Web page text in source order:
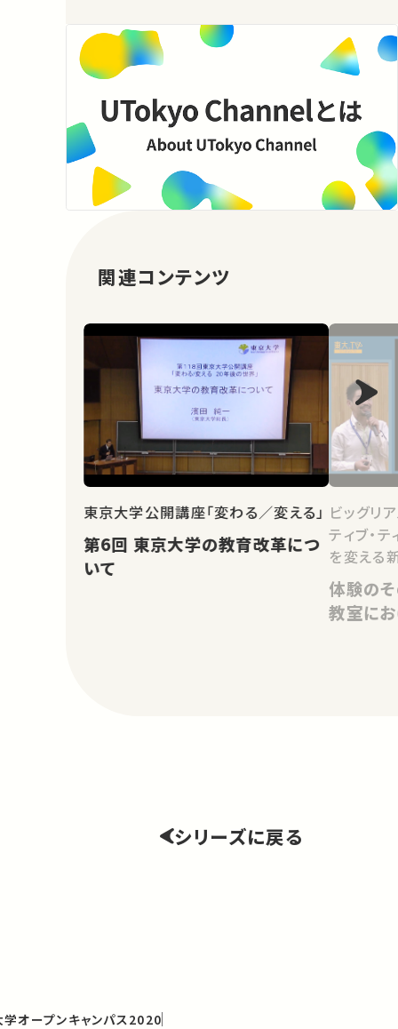
関連コンテンツ
東京大学公開講座「変わる／変える」
第6回 東京大学の教育改革につ
いて
ビッグリ
ティブ・
を変える
体験のそ
教室に
シリーズに戻る
オープンキャンパス2020